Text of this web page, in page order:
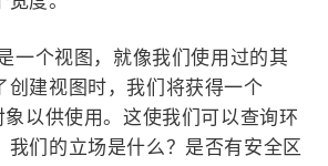
一个视图，就像我们使用过的其
创建视图时，我们将获得一个
象以供使用。这使我们可以查询环
我们的立场是什么？是否有安全区